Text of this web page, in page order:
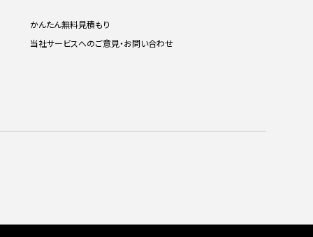
かんたん無料見積もり
当社サービスへのご意見・お問い合わせ